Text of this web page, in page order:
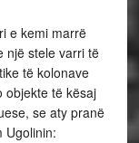
e kemi marrë
një stele varri të
të kolonave
objekte të kësaj
se aty pranë
Ugolinin: